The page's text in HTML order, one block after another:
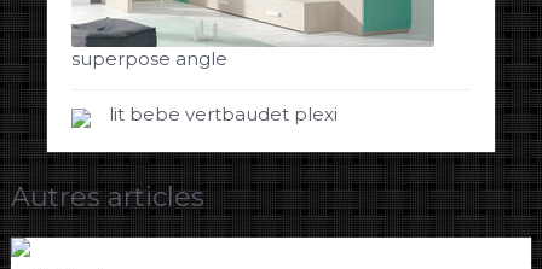
superpose angle
lit bebe vertbaudet plexi
Autres articles